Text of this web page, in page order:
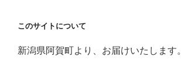
このサイトについて
新潟県阿賀町より、お届けいたします。